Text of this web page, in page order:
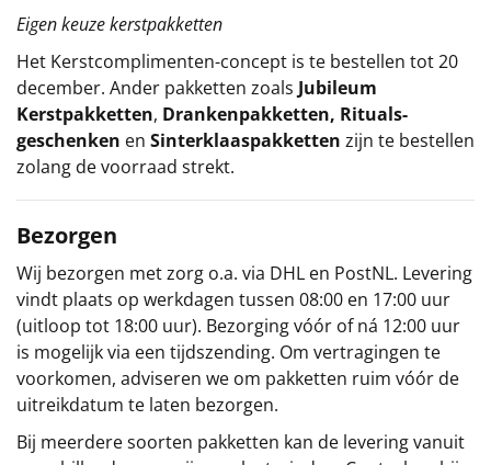
Eigen keuze kerstpakketten
Het Kerstcomplimenten-concept is te bestellen tot 20
december. Ander pakketten zoals Jubileum
Kerstpakketten, Drankenpakketten, Rituals-
geschenken en Sinterklaaspakketten zijn te bestellen
zolang de voorraad strekt.
Bezorgen
Wij bezorgen met zorg o.a. via DHL en PostNL. Levering
vindt plaats op werkdagen tussen 08:00 en 17:00 uur
(uitloop tot 18:00 uur). Bezorging vóór of ná 12:00 uur
is mogelijk via een tijdszending. Om vertragingen te
voorkomen, adviseren we om pakketten ruim vóór de
uitreikdatum te laten bezorgen.
Bij meerdere soorten pakketten kan de levering vanuit